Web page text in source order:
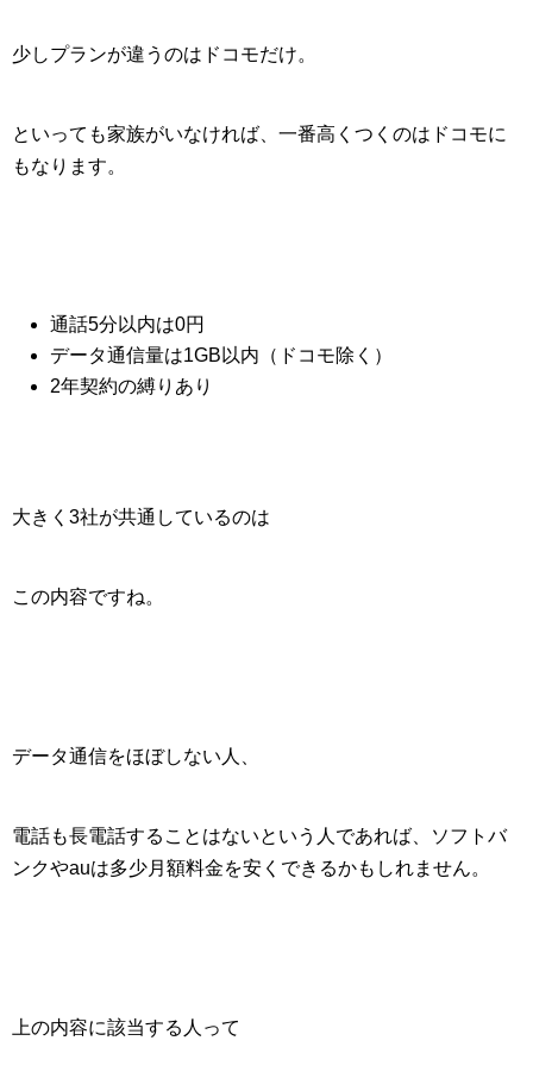
少しプランが違うのはドコモだけ。
といっても家族がいなければ、一番高くつくのはドコモに
もなります。
通話5分以内は0円
データ通信量は1GB以内（ドコモ除く）
2年契約の縛りあり
大きく3社が共通しているのは
この内容ですね。
データ通信をほぼしない人、
電話も長電話することはないという人であれば、
ソフトバ
ンクやauは多少月額料金を安くできるかもしれません。
上の内容に該当する人って